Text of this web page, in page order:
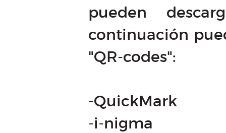
pueden
continuación
"QR-codes":
-QuickMark
-i-nigma